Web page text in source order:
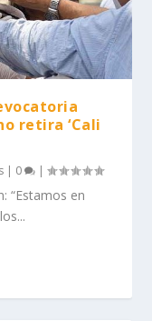
retira ‘Cali
| 0 |
“Estamos en